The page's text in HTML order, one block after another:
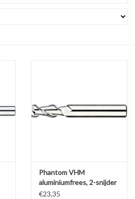
Phantom VHM
aluminiumfrees, 2-snijder
€23,35